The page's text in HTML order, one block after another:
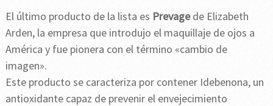
El último producto de la lista es Prevagede Elizabeth
Arden, la empresa que introdujo el maquillaje de ojos a
América y fue pionera con el término «cambio de
imagen».
Este producto se caracteriza por contener Idebenona, un
antioxidante capaz de prevenir el envejecimiento